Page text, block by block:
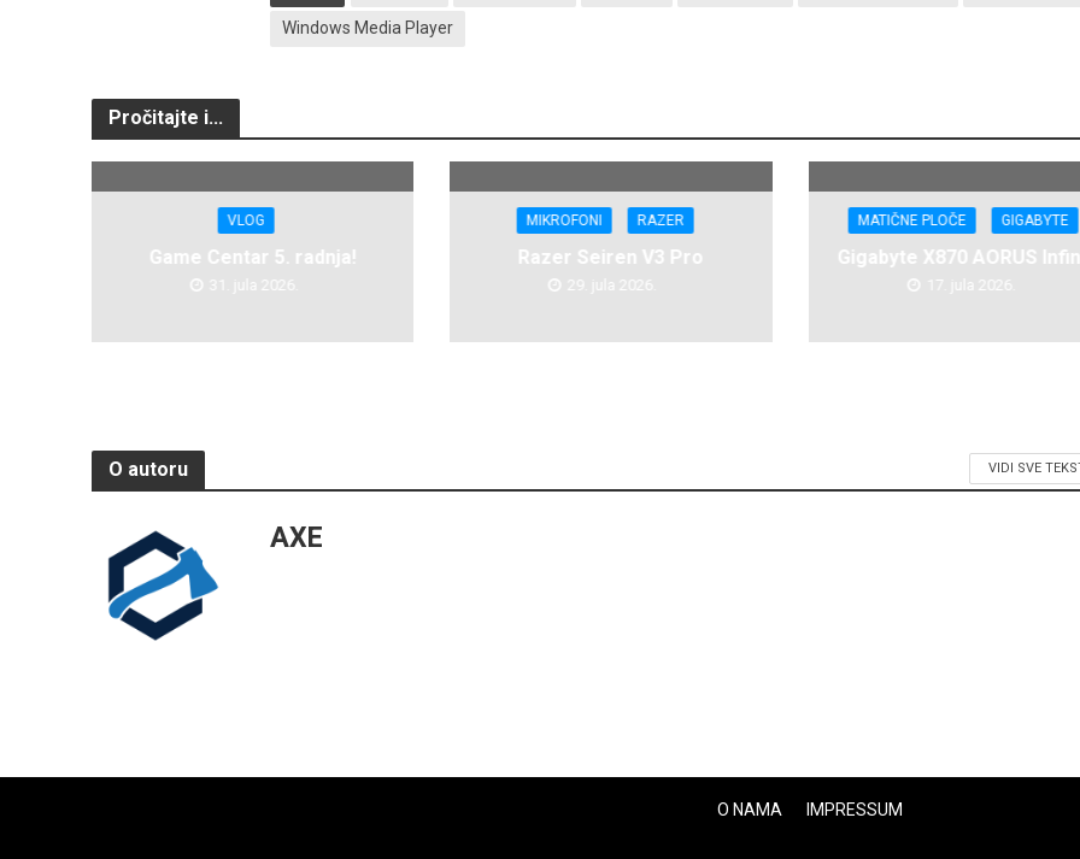
Windows Media Player
Pročitajte i...
VLOG
Game Centar 5. radnja!
31. jula 2026.
MIKROFONI RAZER
Razer Seiren V3 Pro
29. jula 2026.
MATIČNE PLOČE GIGABYTE
Gigabyte X870 AORUS
17. jula 2026.
O autoru VIDI SVE
AXE
O NAMA IMPRESSUM